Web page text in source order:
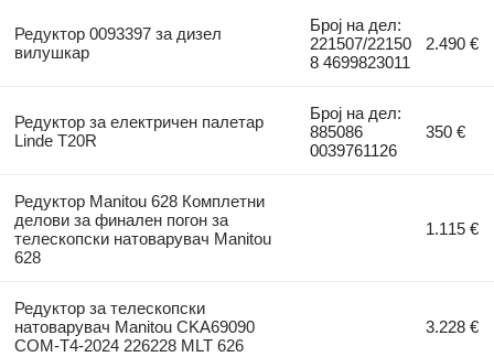
Редуктор 0093397 за дизел
вилушкар
Број на дел:
221507/22150
8 4699823011
2.490 €
Редуктор за електричен палетар
Linde T20R
Број на дел:
885086
0039761126
350 €
Редуктор Manitou 628 Комплетни
делови за финален погон за
телескопски натоварувач Manitou
628
1.115 €
Редуктор за телескопски
натоварувач Manitou CKA69090
COM-T4-2024 226228 MLT 626
3.228 €